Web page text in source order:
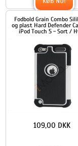
Fodbold Grain Combo
og plast Hard Defender
iPod Touch 5 - Sort /
109,00 DKK